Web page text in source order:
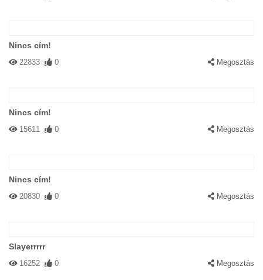
Nincs cím!
22833 0 Megosztás
Nincs cím!
15611 0 Megosztás
Nincs cím!
20830 0 Megosztás
Slayerrrrr
16252 0 Megosztás